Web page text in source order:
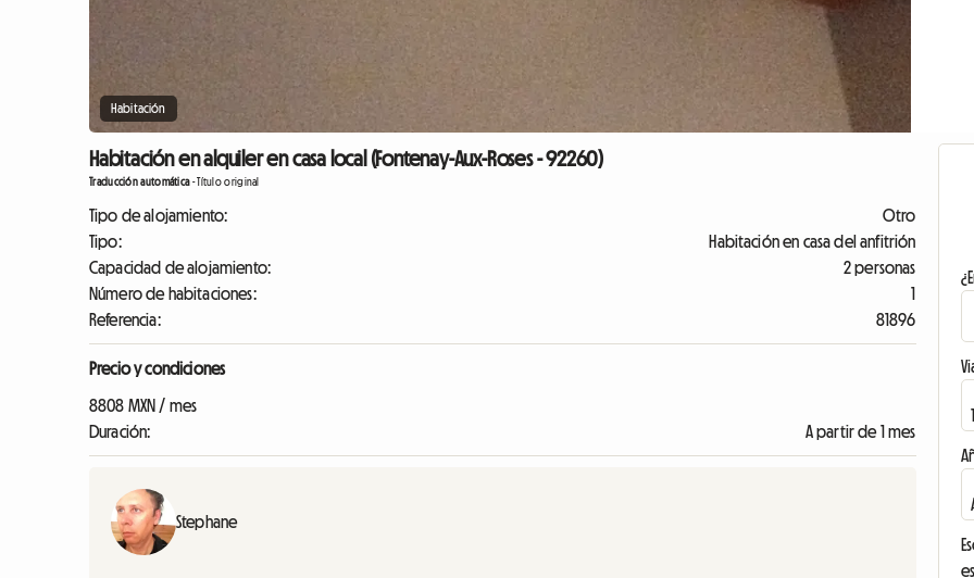
Habitación
Habitación en alquiler en casa local (Fontenay-Aux-Roses - 92260)
Traducción automática-Título original
Tipo de alojamiento:
Otro
Tipo:
Habitación en casa del anfitrión
Capacidad de alojamiento:
2 personas
Número de habitaciones:
1
Referencia:
81896
Precio y condiciones
8808 MXN / mes
Duración:
A partir de 1 mes
Stephane